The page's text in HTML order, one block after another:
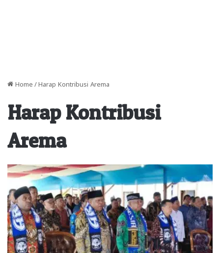
Home / Harap Kontribusi Arema
Harap Kontribusi
Arema